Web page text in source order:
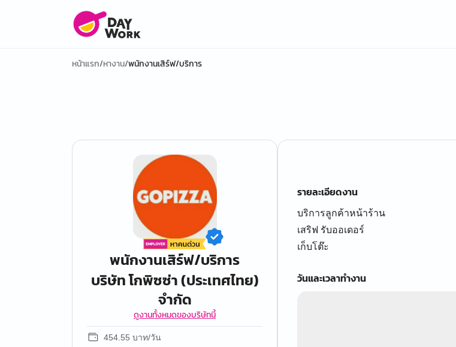
หน้าแรก/หางาน/พนักงานเสิร์ฟ/บริการ
พนักงานเสิร์ฟ/บริการ
บริษัท โกพิซซ่า (ประเทศไทย)
จำกัด
ดูงานทั้งหมดของบริษัทนี้
454.55 บาท/วัน
รายละเอียดงาน
บริการลูกค้าหน้าร้าน
เสริฟ รับออเดอร์
เก็บโต๊ะ
วันและเวลาทำงาน